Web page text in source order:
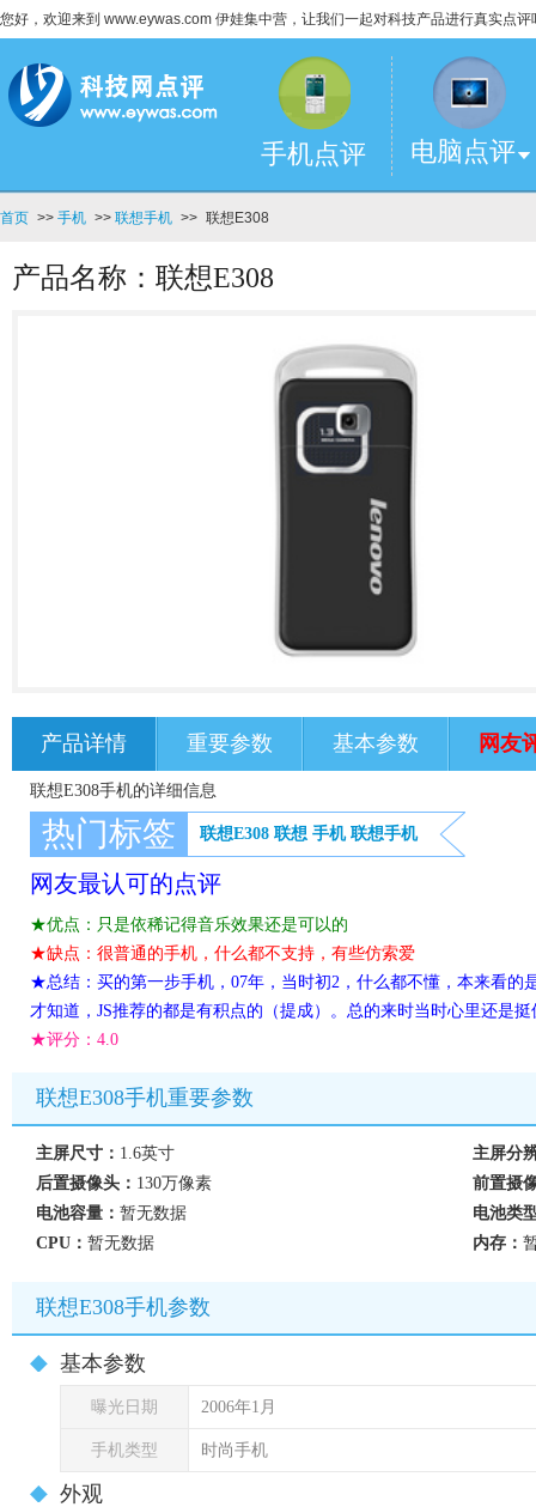
您好，欢迎来到 www.eywas.com 伊娃集中营，让我们一起对科技产品进行真实点评
手机点评 电脑点评
首页 >> 手机 >> 联想手机 >> 联想E308
产品名称：联想E308
产品详情 重要参数 基本参数 网友
联想E308手机的详细信息
热门标签 联想E308 联想 手机 联想手机
网友最认可的点评
★优点：只是依稀记得音乐效果还是可以的
★缺点：很普通的手机，什么都不支持，有些仿索爱
★总结：买的第一步手机，07年，当时初2，什么都不懂，本来看的
才知道，JS推荐的都是有积点的（提成）。总的来时当时心里还是挺
★评分： 4.0
联想E308手机重要参数
主屏尺寸： 1.6英寸
主屏分
后置摄像头： 130万像素
前置摄
电池容量： 暂无数据
电池类
CPU： 暂无数据 内存：
联想E308手机参数
基本参数
曝光日期 2006年1月
手机类型 时尚手机
外观